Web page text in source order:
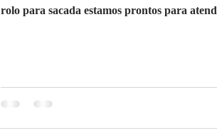
rolo para sacada estamos prontos para